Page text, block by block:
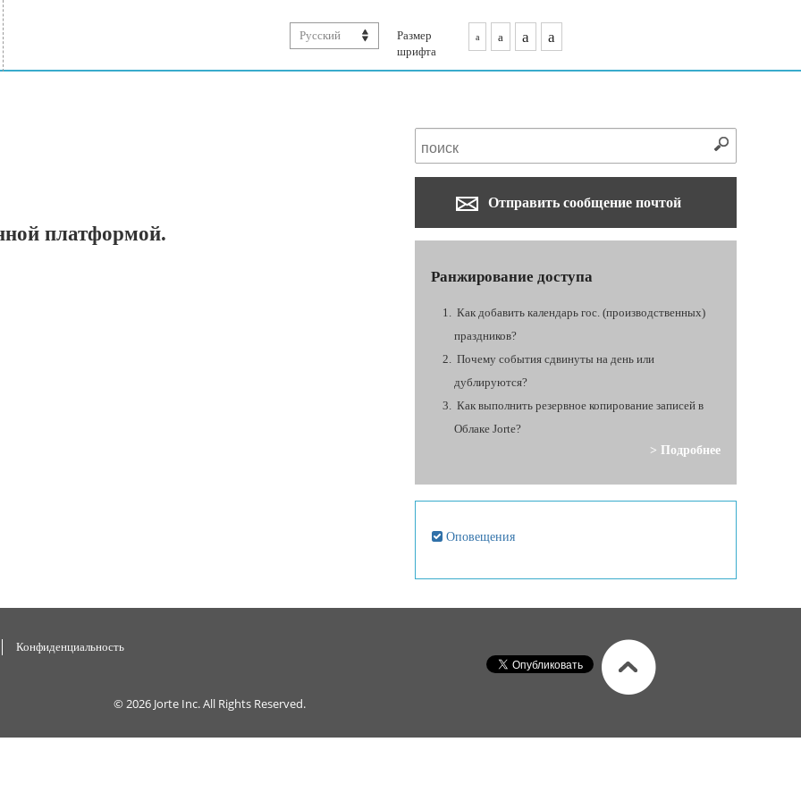
Русский
Размер
шрифта
a a a a
платформой.
Отправить сообщение почтой
Ранжирование доступа
Как добавить календарь гос. (производственных)
праздников?
Почему события сдвинуты на день или
дублируются?
Как выполнить резервное копирование записей в
Облаке Jorte?
> Подробнее
Оповещения
Конфиденциальность
© 2026 Jorte Inc.All Rights Reserved.